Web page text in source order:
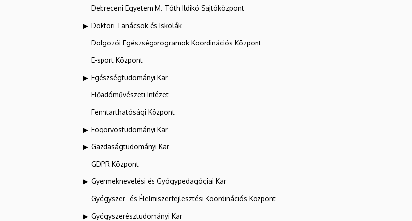
Debreceni Egyetem M. Tóth Ildikó Sajtóközpont
Doktori Tanácsok és Iskolák
Dolgozói Egészségprogramok Koordinációs Központ
E-sport Központ
Egészségtudományi Kar
Előadóművészeti Intézet
Fenntarthatósági Központ
Fogorvostudományi Kar
Gazdaságtudományi Kar
GDPR Központ
Gyermeknevelési és Gyógypedagógiai Kar
Gyógyszer- és Élelmiszerfejlesztési Koordinációs Központ
Gyógyszerésztudományi Kar